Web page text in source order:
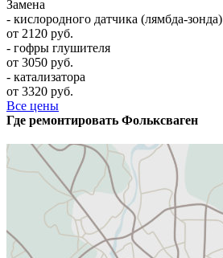
Замена
- кислородного датчика (лямбда-зонда)
от 2120 руб.
- гофры глушителя
от 3050 руб.
- катализатора
от 3320 руб.
Все цены
Где ремонтировать Фолькcваген